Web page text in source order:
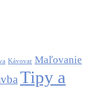
Kávovar Maľovanie
Tipy a